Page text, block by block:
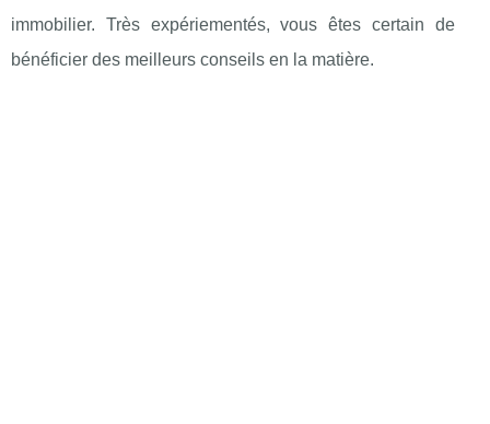
immobilier. Très expériementés, vous êtes certain de
bénéficier des meilleurs conseils en la matière.